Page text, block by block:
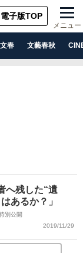
電子版TOP
メニュー
春 文藝春秋
へ残した“遺
あるか？」
別公開
2019/11/29